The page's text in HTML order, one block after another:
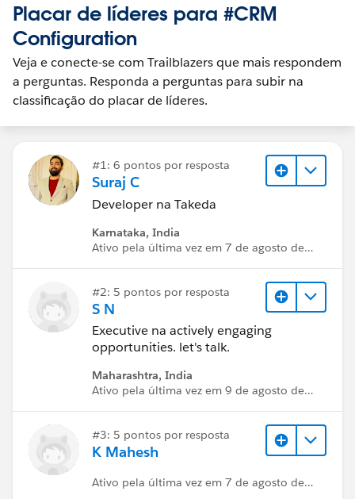
Placar de líderes para #CRM
Configuration
Veja e conecte-se com Trailblazers que mais respondem
a perguntas. Responda a perguntas para subir na
classificação do placar de líderes.
#1: 6 pontos por resposta
Suraj C
Developer na Takeda
Karnataka, India
Ativo pela última vez em 7 de agosto de
#2: 5 pontos por resposta
S N
Executive na actively engaging
opportunities. let's talk.
Maharashtra, India
Ativo pela última vez em 9 de agosto de
#3: 5 pontos por resposta
K Mahesh
Ativo pela última vez em 7 de agosto de